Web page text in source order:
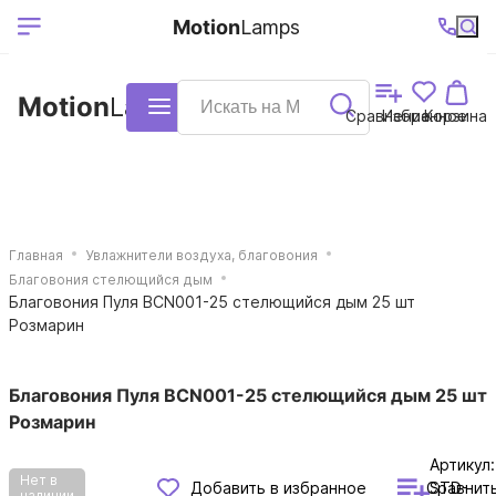
Ваш регион
Выберите ваш
+7 (495)740-
38-68
График
работы
MotionLamps Каталог Сравнение
Избранное
Корзина
MotionLamps
Главная
Увлажнители воздуха, благовония
Благовония стелющийся дым
Благовония Пуля BCN001-25 стелющийся дым 25 шт
Розмарин
Благовония Пуля BCN001-25 стелющийся дым 25 шт
Розмарин
Нет в
Добавить в избранное
Артикул:
STD-